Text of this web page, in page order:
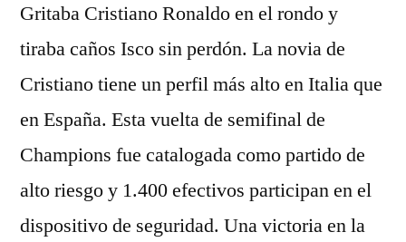
Gritaba Cristiano Ronaldo en el rondo y
tiraba caños Isco sin perdón. La novia de
Cristiano tiene un perfil más alto en Italia que
en España. Esta vuelta de semifinal de
Champions fue catalogada como partido de
alto riesgo y 1.400 efectivos participan en el
dispositivo de seguridad. Una victoria en la